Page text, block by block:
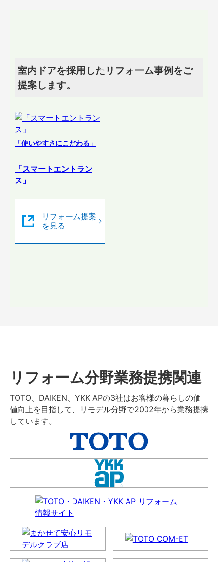
室内ドアを採用したリフォーム事例をご
提案します。
「使いやすさにこだわる」
「スマートエントラン
ス」
リフォーム提案
を見る
リフォーム分野業務提携関連
TOTO、DAIKEN、YKK APの3社はお客様の暮らしの価
値向上を目指して、リモデル分野で2002年から業務提携
しています。